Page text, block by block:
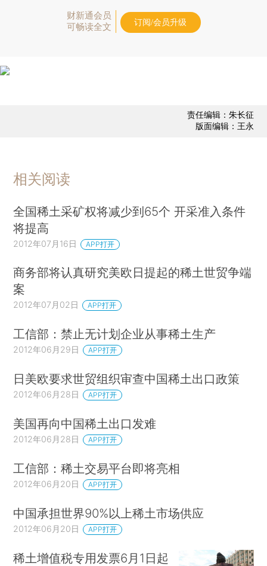
财新通会员
可畅读全文
订阅/会员升级
责任编辑：朱长征
版面编辑：王永
相关阅读
全国稀土采矿权将减少到65个 开采准入条件
将提高
2012年07月16日 APP打开
商务部将认真研究美欧日提起的稀土世贸争端
案
2012年07月02日 APP打开
工信部：禁止无计划企业从事稀土生产
2012年06月29日 APP打开
日美欧要求世贸组织审查中国稀土出口政策
2012年06月28日 APP打开
美国再向中国稀土出口发难
2012年06月28日 APP打开
工信部：稀土交易平台即将亮相
2012年06月20日 APP打开
中国承担世界90%以上稀土市场供应
2012年06月20日 APP打开
稀土增值税专用发票6月1日起